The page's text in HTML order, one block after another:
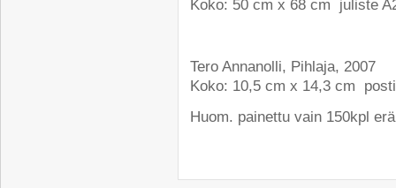
Koko: 50 cm x 68 cm juliste
Tero Annanolli, Pihlaja, 2007
Koko: 10,5 cm x 14,3 cm
Huom. painettu vain 150kpl